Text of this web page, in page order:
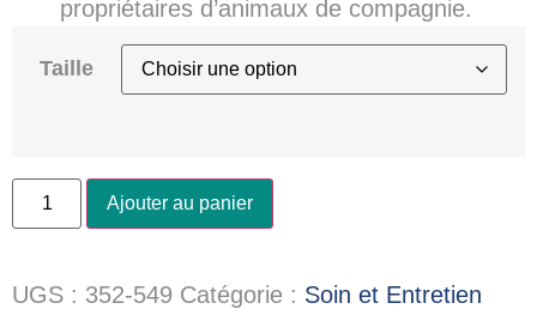
propriétaires d’animaux de compagnie.
Taille
Ajouter au panier
UGS : 352-549 Catégorie : Soin et Entretien